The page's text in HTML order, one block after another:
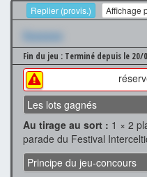
Replier (provis.) Affichage
Xxxxxxx
Fin du jeu : Terminé depuis le 20/
Les lots gagnés
Au tirage au sort : 1 × 2
parade du Festival
Principe du jeu-concours